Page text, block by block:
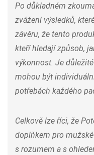
Po důkladném
zvážení výsledků,
závěru, že tento
kteří hledají způsob,
výkonnost. Je
mohou být
potřebách každého
Celkově lze říci, že
doplňkem pro
s rozumem a s